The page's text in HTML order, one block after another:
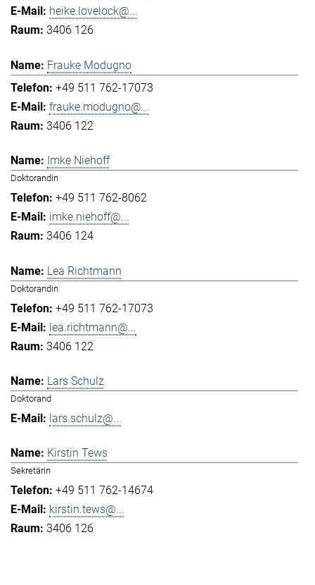
heike.lovelock@...
3406 126
Frauke Modugno
+49 511 762-17073
frauke.modugno@...
3406 122
Imke Niehoff
Doktorandin
+49 511 762-8062
imke.niehoff@...
3406 124
Lea Richtmann
Doktorandin
+49 511 762-17073
lea.richtmann@...
3406 122
Lars Schulz
Doktorand
lars.schulz@...
Kirstin Tews
Sekretärin
+49 511 762-14674
kirstin.tews@...
3406 126